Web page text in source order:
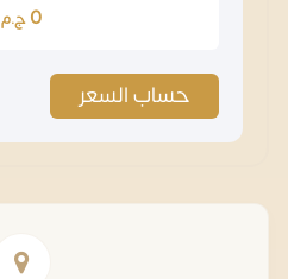
0 ج.م
حساب السعر